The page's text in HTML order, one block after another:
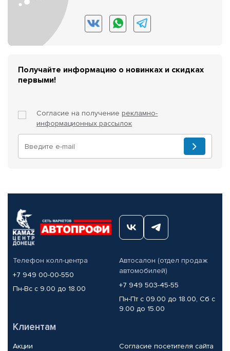
Получайте информацию о новинках и скидках
первыми!
Согласие на получение рекламно-
информационных рассылок
Телефон колл-центра
+7 949 00-00-550
Пн-Вс с 9.00 до 18.00
Автосалон (отдел продаж
автомобилей)
+7 949 503-45-55
Пн-Пт с 09.00 до 18.00, Сб с
9.00 до 15.00
Клиентам
Акции
Согласие посетителя сайта